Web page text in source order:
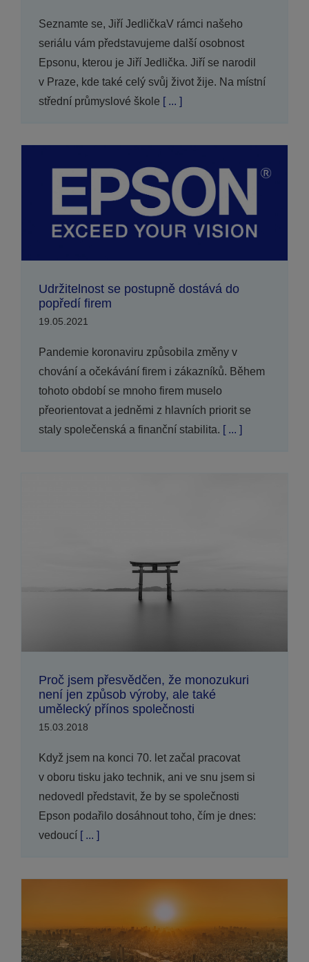
Seznamte se, Jiří JedličkaV rámci našeho
seriálu vám představujeme další osobnost
Epsonu, kterou je Jiří Jedlička. Jiří se narodil
v Praze, kde také celý svůj život žije. Na místní
střední průmyslové škole [ ... ]
Udržitelnost se postupně dostává do
popředí firem
19.05.2021
Pandemie koronaviru způsobila změny v
chování a očekávání firem i zákazníků. Během
tohoto období se mnoho firem muselo
přeorientovat a jedněmi z hlavních priorit se
staly společenská a finanční stabilita. [ ... ]
Proč jsem přesvědčen, že monozukuri
není jen způsob výroby, ale také
umělecký přínos společnosti
15.03.2018
Když jsem na konci 70. let začal pracovat
v oboru tisku jako technik, ani ve snu jsem si
nedovedl představit, že by se společnosti
Epson podařilo dosáhnout toho, čím je dnes:
vedoucí[ ... ]